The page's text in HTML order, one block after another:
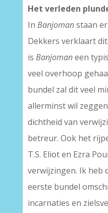
Het verleden
In Banjomanstaan
Dekkers verklaart
is Banjomaneen
veel overhoop
bundel zal dit veel
allerminst wil
dichtheid van
betreur. Ook het
T.S. Eliot en Ezra
verwijzingen. Ik heb
eerste bundel
incarnaties en